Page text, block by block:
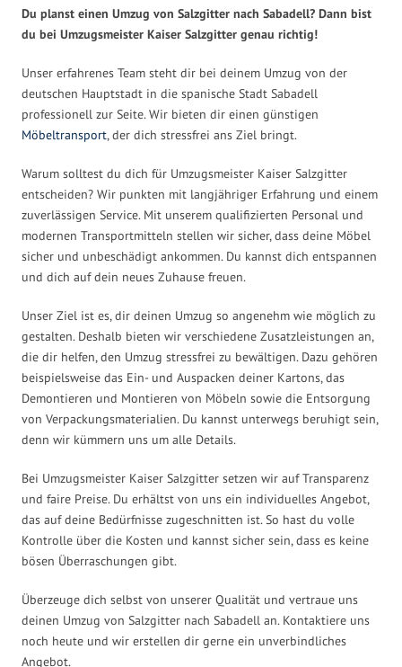
Du planst einen Umzug von Salzgitter nach Sabadell? Dann bist
du bei Umzugsmeister Kaiser Salzgitter genau richtig!
Unser erfahrenes Team steht dir bei deinem Umzug von der
deutschen Hauptstadt in die spanische Stadt Sabadell
professionell zur Seite. Wir bieten dir einen günstigen
Möbeltransport, der dich stressfrei ans Ziel bringt.
Warum solltest du dich für Umzugsmeister Kaiser Salzgitter
entscheiden? Wir punkten mit langjähriger Erfahrung und einem
zuverlässigen Service. Mit unserem qualifizierten Personal und
modernen Transportmitteln stellen wir sicher, dass deine Möbel
sicher und unbeschädigt ankommen. Du kannst dich entspannen
und dich auf dein neues Zuhause freuen.
Unser Ziel ist es, dir deinen Umzug so angenehm wie möglich zu
gestalten. Deshalb bieten wir verschiedene Zusatzleistungen an,
die dir helfen, den Umzug stressfrei zu bewältigen. Dazu gehören
beispielsweise das Ein- und Auspacken deiner Kartons, das
Demontieren und Montieren von Möbeln sowie die Entsorgung
von Verpackungsmaterialien. Du kannst unterwegs beruhigt sein,
denn wir kümmern uns um alle Details.
Bei Umzugsmeister Kaiser Salzgitter setzen wir auf Transparenz
und faire Preise. Du erhältst von uns ein individuelles Angebot,
das auf deine Bedürfnisse zugeschnitten ist. So hast du volle
Kontrolle über die Kosten und kannst sicher sein, dass es keine
bösen Überraschungen gibt.
Überzeuge dich selbst von unserer Qualität und vertraue uns
deinen Umzug von Salzgitter nach Sabadell an. Kontaktiere uns
noch heute und wir erstellen dir gerne ein unverbindliches
Angebot.